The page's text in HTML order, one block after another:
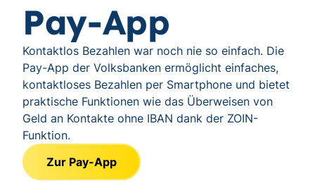
Pay-App
Kontaktlos Bezahlen war noch nie so einfach. Die
Pay-App der Volksbanken ermöglicht einfaches,
kontaktloses Bezahlen per Smartphone und bietet
praktische Funktionen wie das Überweisen von
Geld an Kontakte ohne IBAN dank der ZOIN-
Funktion.
Zur Pay-App